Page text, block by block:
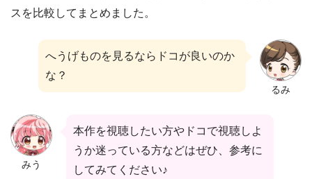
スを比較してまとめました。
るみ
へうげものを見るならドコが良いのか
な？
みう
本作を視聴したい方やドコで視聴しよ
うか迷っている方などはぜひ、参考に
してみてください♪